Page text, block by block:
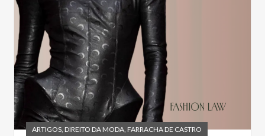
ARTIGOS, DIREITO DA MODA, FARRACHA DE CASTRO